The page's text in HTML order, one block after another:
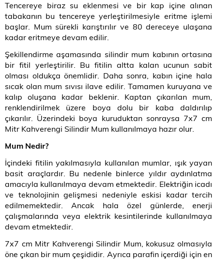
Tencereye biraz su eklenmesi ve bir kap içine alınan
tabakanın bu tencereye yerleştirilmesiyle eritme işlemi
başlar. Mum sürekli karıştırılır ve 80 dereceye ulaşana
kadar eritmeye devam edilir.
Şekillendirme aşamasında silindir mum kabının ortasına
bir fitil yerleştirilir. Bu fitilin altta kalan ucunun sabit
olması oldukça önemlidir. Daha sonra, kabın içine hala
sıcak olan mum sıvısı ilave edilir. Tamamen kuruyana ve
kalıp oluşana kadar beklenir. Kaptan çıkarılan mum,
renklendirilmek üzere boya dolu bir kaba daldırılıp
çıkarılır. Üzerindeki boya kuruduktan sonraysa 7x7 cm
Mitr Kahverengi Silindir Mum kullanılmaya hazır olur.
Mum Nedir?
İçindeki fitilin yakılmasıyla kullanılan mumlar, ışık yayan
basit araçlardır. Bu nedenle binlerce yıldır aydınlatma
amacıyla kullanılmaya devam etmektedir. Elektriğin icadı
ve teknolojinin gelişmesi nedeniyle eskisi kadar tercih
edilmemektedir. Ancak hala özel günlerde, enerji
çalışmalarında veya elektrik kesintilerinde kullanılmaya
devam etmektedir.
7x7 cm Mitr Kahverengi Silindir Mum, kokusuz olmasıyla
öne çıkan bir mum çeşididir. Ayrıca parafin içerdiği için en